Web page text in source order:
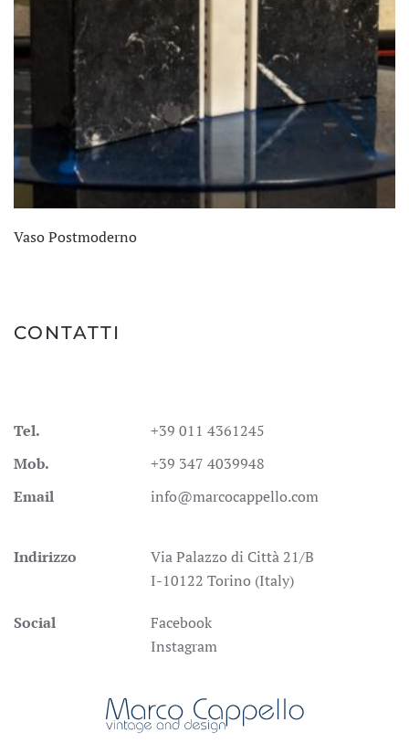
Vaso Postmoderno
CONTATTI
Tel.
+39 011 4361245
Mob.
+39 347 4039948
Email
info@marcocappello.com
Indirizzo
Via Palazzo di Città 21/B
I-10122 Torino (Italy)
Social
Facebook
Instagram